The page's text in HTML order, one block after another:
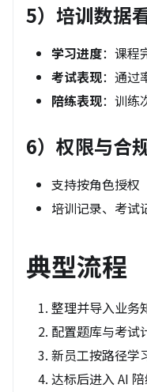
5）培训数据
学习进度：课程
考试表现：通过
陪练表现：训练
6）权限与合
支持按角色授权
培训记录、考试
典型流程
整理并导入业务
配置题库与考试
新员工按路径
达标后进入 AI